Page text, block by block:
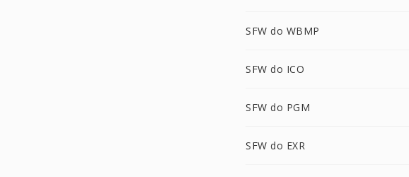
SFW do WBMP
SFW do ICO
SFW do PGM
SFW do EXR